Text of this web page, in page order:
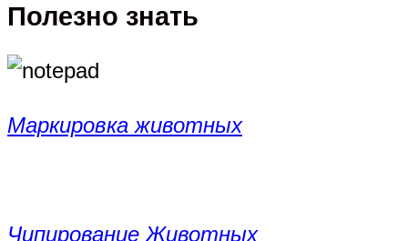
Полезно знать
Маркировка животных
Чипирование Животных